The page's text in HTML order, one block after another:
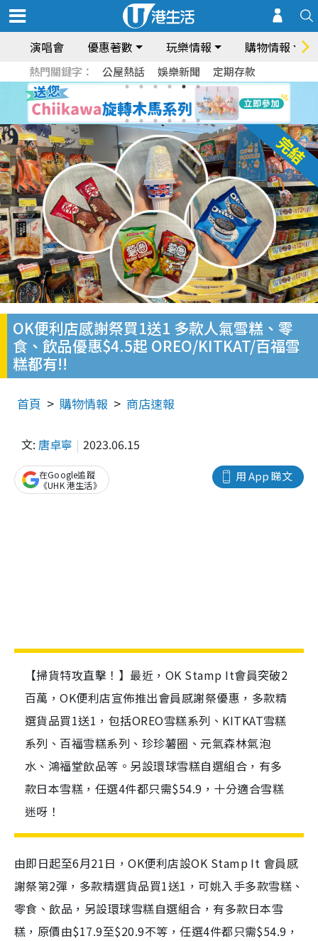
演唱會 優惠著數 玩樂情報 購物情報
熱門關鍵字： 公屋熱話 娛樂新聞 定期存款
OK便利店感謝祭買1送1 多款人氣雪糕、零
食、飲品優惠$4.5起 OREO/KITKAT/百福雪
糕都有!!
首頁 購物情報 商店速報
文: 唐卓寧 2023.06.15
用 App 睇文
在Google追蹤
《UHK 港生活》
【掃貨特攻直擊！】最近，OK Stamp It會員突破2
百萬，OK便利店宣佈推出會員感謝祭優惠，多款精
選貨品買1送1，包括OREO雪糕系列、KITKAT雪糕
系列、百福雪糕系列、珍珍薯圈、元氣森林氣泡
水、鴻福堂飲品等。另設環球雪糕自選組合，有多
款日本雪糕，任選4件都只需$54.9，十分適合雪糕
迷呀！
由即日起至6月21日，OK便利店設OK Stamp It 會員感
謝祭第2彈，多款精選貨品買1送1，可姚入手多款雪糕、
零食、飲品，另設環球雪糕自選組合，有多款日本雪
糕，原價由$17.9至$20.9不等，任選4件都只需$54.9，